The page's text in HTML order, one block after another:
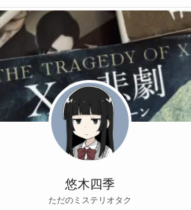
悠木四季
ただのミステリオタク